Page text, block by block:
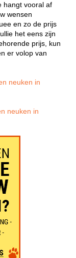
hangt vooral af
wensen
en zo de prijs
het eens zijn
prijs, kun
er volop van
neuken in
neuken in